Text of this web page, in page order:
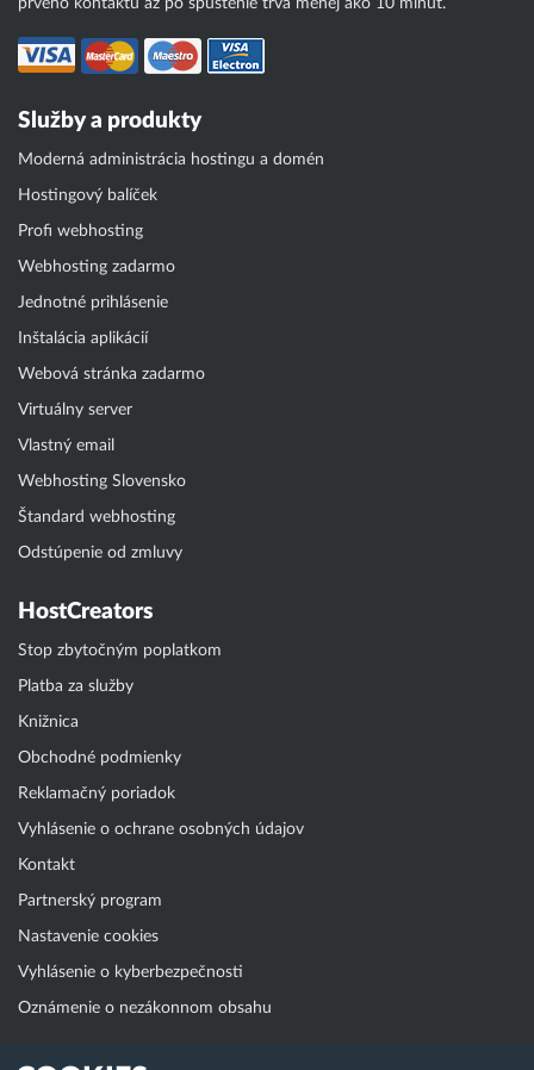
prvého kontaktu až po spustenie trvá menej ako 10 minút.
Služby a produkty
Moderná administrácia hostingu a domén
Hostingový balíček
Profi webhosting
Webhosting zadarmo
Jednotné prihlásenie
Inštalácia aplikácií
Webová stránka zadarmo
Virtuálny server
Vlastný email
Webhosting Slovensko
Štandard webhosting
Odstúpenie od zmluvy
HostCreators
Stop zbytočným poplatkom
Platba za služby
Knižnica
Obchodné podmienky
Reklamačný poriadok
Vyhlásenie o ochrane osobných údajov
Kontakt
Partnerský program
Nastavenie cookies
Vyhlásenie o kyberbezpečnosti
Oznámenie o nezákonnom obsahu